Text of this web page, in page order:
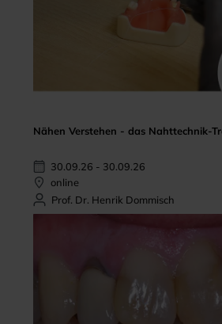
Nähen Verstehen - das Nahttechnik-
30.09.26 - 30.09.26
online
Prof. Dr. Henrik Dommisch